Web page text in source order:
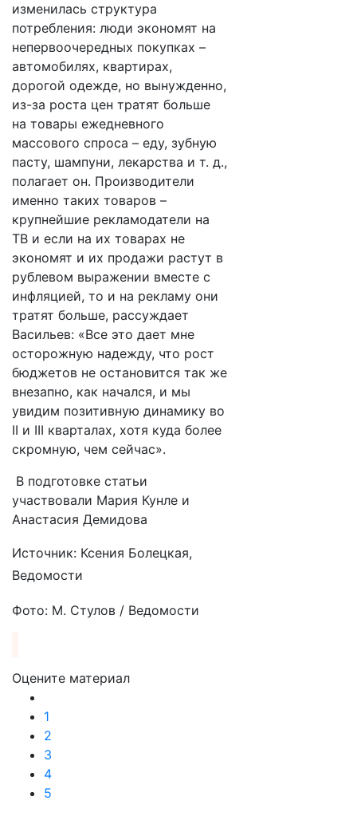
изменилась структура
потребления: люди экономят на
непервоочередных покупках –
автомобилях, квартирах,
дорогой одежде, но вынужденно,
из-за роста цен тратят больше
на товары ежедневного
массового спроса – еду, зубную
пасту, шампуни, лекарства и т. д.,
полагает он. Производители
именно таких товаров –
крупнейшие рекламодатели на
ТВ и если на их товарах не
экономят и их продажи растут в
рублевом выражении вместе с
инфляцией, то и на рекламу они
тратят больше, рассуждает
Васильев: «Все это дает мне
осторожную надежду, что рост
бюджетов не остановится так же
внезапно, как начался, и мы
увидим позитивную динамику во
II и III кварталах, хотя куда более
скромную, чем сейчас».
В подготовке статьи
участвовали Мария Кунле и
Анастасия Демидова
Источник: Ксения Болецкая,
Ведомости
Фото: М. Стулов / Ведомости
Оцените материал
1
2
3
4
5